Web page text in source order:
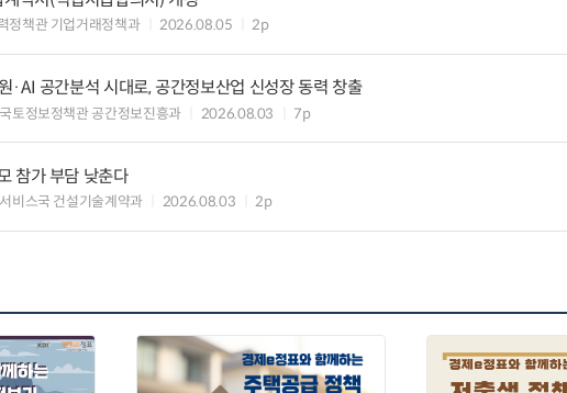
정책관 기업거래정책과 2026.08.05 2p
·AI 공간분석 시대로, 공간정보산업 신성장 동력 창출
토정보정책관 공간정보진흥과 2026.08.03 7p
참가 부담 낮춘다
비스국 건설기술계약과 2026.08.03 2p